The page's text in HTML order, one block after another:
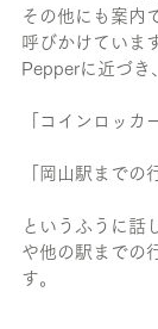
その他にも案内
呼びかけていま
Pepperに近づき
「コインロッカ
「岡山駅までの
というふうに話
や他の駅までの
す。